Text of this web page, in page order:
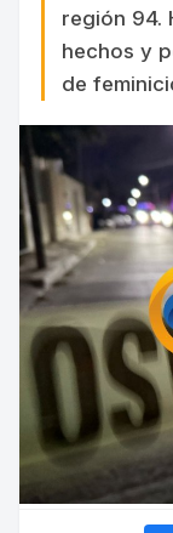
región 94.
hechos y
de